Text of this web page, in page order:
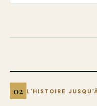
L'HISTOIRE